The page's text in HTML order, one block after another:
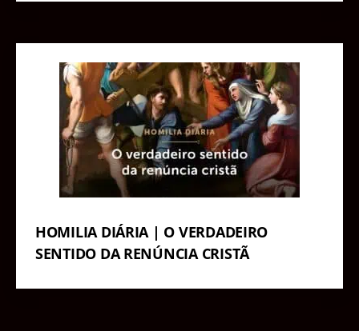
HOMILIA DIÁRIA | O VERDADEIRO
SENTIDO DA RENÚNCIA CRISTÃ